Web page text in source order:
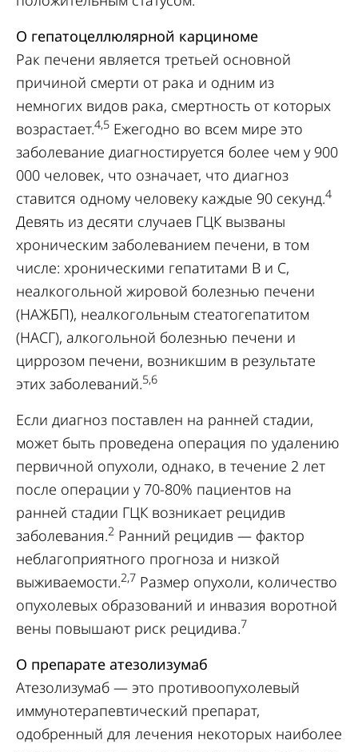
О гепатоцеллюлярной карциноме
Рак печени является третьей основной
причиной смерти от рака и одним из
немногих видов рака, смертность от которых
возрастает.4,5 Ежегодно во всем мире это
заболевание диагностируется более чем у 900
000 человек, что означает, что диагноз
ставится одному человеку каждые 90 секунд.4
Девять из десяти случаев ГЦК вызваны
хроническим заболеванием печени, в том
числе: хроническими гепатитами В и С,
неалкогольной жировой болезнью печени
(НАЖБП), неалкогольным стеатогепатитом
(НАСГ), алкогольной болезнью печени и
циррозом печени, возникшим в результате
этих заболеваний.5,6
Если диагноз поставлен на ранней стадии,
может быть проведена операция по удалению
первичной опухоли, однако, в течение 2 лет
после операции у 70-80% пациентов на
ранней стадии ГЦК возникает рецидив
заболевания.2 Ранний рецидив — фактор
неблагоприятного прогноза и низкой
выживаемости.2,7 Размер опухоли, количество
опухолевых образований и инвазия воротной
вены повышают риск рецидива.7
О препарате атезолизумаб
Атезолизумаб — это противоопухолевый
иммунотерапевтический препарат,
одобренный для лечения некоторых наиболее